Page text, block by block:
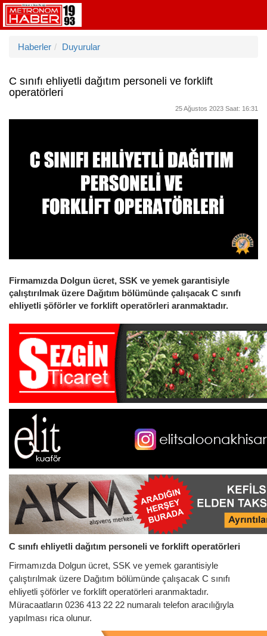
Haberler Duyurular
C sınıfı ehliyetli dağıtım personeli ve forklift
operatörleri
25 Ağustos 2023 Saat: 16:31
Firmamızda Dolgun ücret, SSK ve yemek garantisiyle
çalıştırılmak üzere Dağıtım bölümünde çalışacak C sınıfı
ehliyetli şöförler ve forklift operatörleri aranmaktadır.
C sınıfı ehliyetli dağıtım personeli ve forklift operatörleri
Firmamızda Dolgun ücret, SSK ve yemek garantisiyle
çalıştırılmak üzere Dağıtım bölümünde çalışacak C sınıfı
ehliyetli şöförler ve forklift operatörleri aranmaktadır.
Müracaatların 0236 413 22 22 numaralı telefon aracılığıyla
yapılması rica olunur.